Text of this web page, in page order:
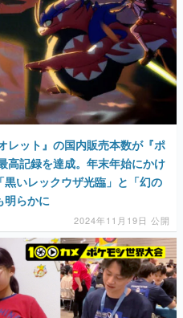
レット』の国内販売本数が『ポ
高記録を達成。年末年始にかけ
いレックウザ光臨」と「幻の
明らかに
2024年11月19日 公開